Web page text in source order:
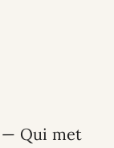
— Qui met